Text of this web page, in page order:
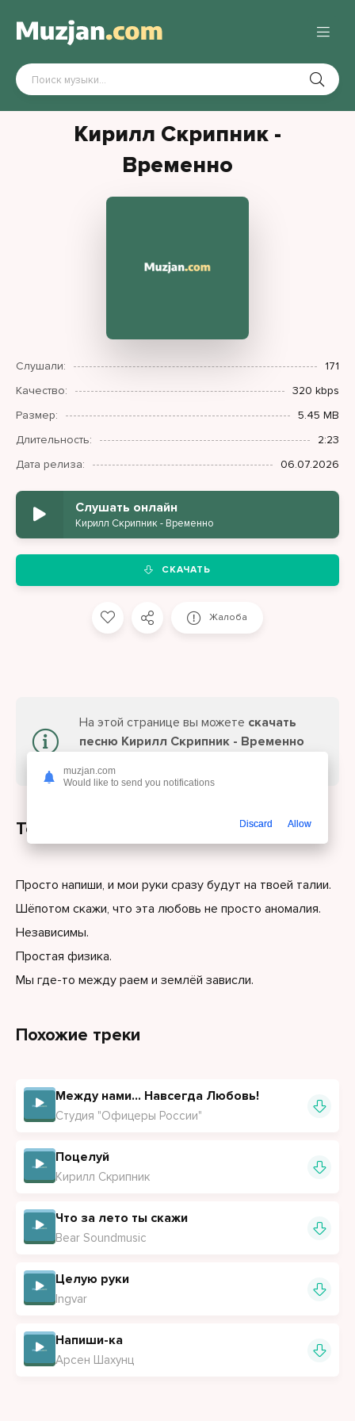
Кирилл Скрипник -
Временно
Слушали:
171
Качество:
320 kbps
Размер:
5.45 MB
Длительность:
2:23
Дата релиза:
06.07.2026
Слушать онлайн
Кирилл Скрипник - Временно
СКАЧАТЬ
Жалоба
На этой странице вы можете скачать
песню Кирилл Скрипник - Временно
Текст песни
Просто напиши, и мои руки сразу будут на твоей талии.
Шёпотом скажи, что эта любовь не просто аномалия.
Независимы.
Простая физика.
Мы где-то между раем и землёй зависли.
Похожие треки
Между нами... Навсегда Любовь!
Студия "Офицеры России"
Поцелуй
Кирилл Скрипник
Что за лето ты скажи
Bear Soundmusic
Целую руки
Ingvar
Напиши-ка
Арсен Шахунц
muzjan.com
Would like to send you notifications
Discard Allow